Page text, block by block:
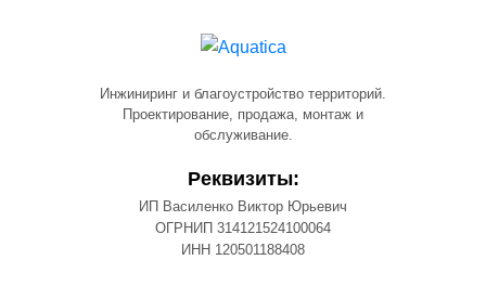
Инжиниринг и благоустройство территорий.
Проектирование, продажа, монтаж и
обслуживание.
Реквизиты:
ИП Василенко Виктор Юрьевич
ОГРНИП 314121524100064
ИНН 120501188408